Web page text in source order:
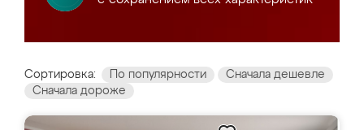
Сортировка: По популярности
Сначала дешевле
Сначала дороже